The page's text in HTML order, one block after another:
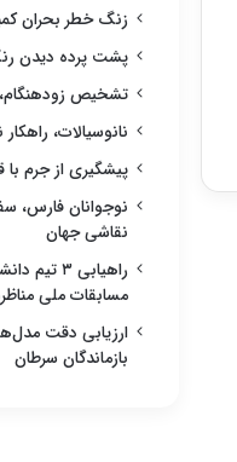
زنگ خطر بحران کمبود
پشت پرده دیدن
تشخیص زودهنگام،
نانوسیالات،
پیشگیری از جرم
نوجوانان فارس،
نقاشی جهان
راهیابی
مسابقات ملی
ارزیابی دقت
بازماندگان سرطان